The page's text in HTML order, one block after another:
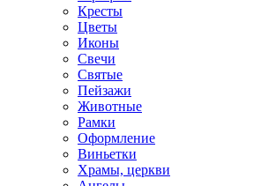
Кресты
Цветы
Иконы
Свечи
Святые
Пейзажи
Животные
Рамки
Оформление
Виньетки
Храмы, церкви